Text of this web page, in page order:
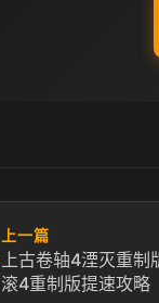
上一篇
上古卷轴4湮灭重制
滚4重制版提速攻略